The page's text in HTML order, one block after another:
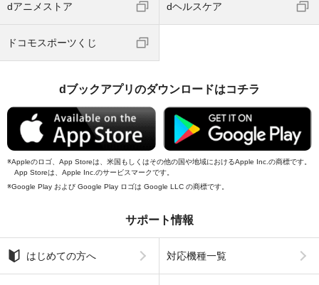
dアニメストア dヘルスケア
ドコモスポーツくじ
dブックアプリのダウンロードはコチラ
Appleのロゴ、App Storeは、米国もしくはその他の国や地域におけるApple Inc.の商標です。
App Storeは、Apple Inc.のサービスマークです。
Google Play および Google Play ロゴは Google LLC の商標です。
サポート情報
はじめての方へ 対応機種一覧